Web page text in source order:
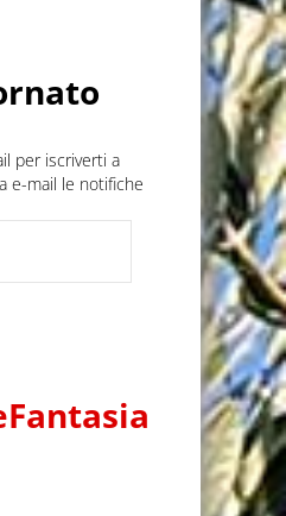
per iscriverti a
e-mail le notifiche